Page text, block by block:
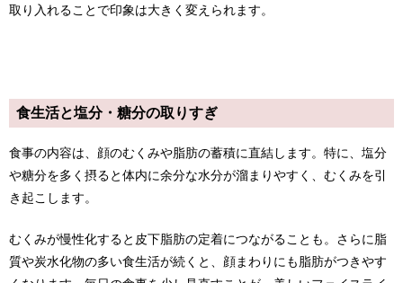
取り入れることで印象は大きく変えられます。
食生活と塩分・糖分の取りすぎ
食事の内容は、顔のむくみや脂肪の蓄積に直結します。特に、塩分
や糖分を多く摂ると体内に余分な水分が溜まりやすく、むくみを引
き起こします。
むくみが慢性化すると皮下脂肪の定着につながることも。さらに脂
質や炭水化物の多い食生活が続くと、顔まわりにも脂肪がつきやす